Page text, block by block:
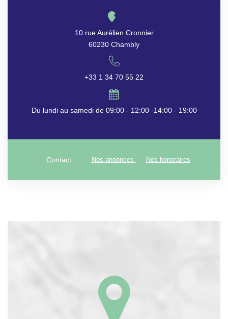
10 rue Aurélien Cronnier
60230 Chambly
+33 1 34 70 55 22
Du lundi au samedi de 09:00 - 12:00 -14:00 - 19:00
Contact Nos annonces Nos honoraires